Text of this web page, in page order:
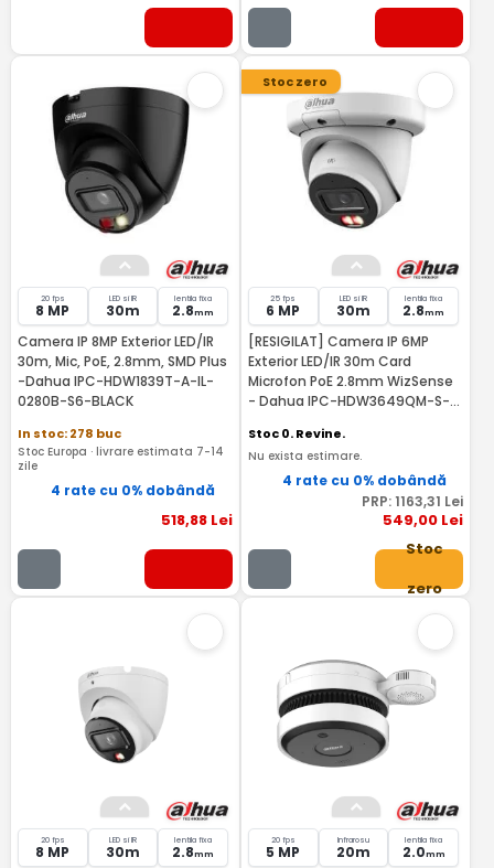
20 fps
8 MP
LED si IR
30m
lentila fixa
2.8mm
Camera IP 8MP Exterior LED/IR
30m, Mic, PoE, 2.8mm, SMD Plus
-Dahua IPC-HDW1839T-A-IL-
0280B-S6-BLACK
In stoc: 278 buc
Stoc Europa · livrare estimata 7-14
zile
4 rate cu 0% dobândă
518,88Lei
Stoc zero
25 fps
6 MP
LED si IR
30m
lentila fixa
2.8mm
[RESIGILAT] Camera IP 6MP
Exterior LED/IR 30m Card
Microfon PoE 2.8mm WizSense
- Dahua IPC-HDW3649QM-S-
Stoc 0. Revine.
Nu exista estimare.
4 rate cu 0% dobândă
PRP: 1163,31 Lei
549,00 Lei
Stoc
zero
20 fps
8 MP
LED si IR
30m
lentila fixa
2.8mm
20 fps
5 MP
Infrarosu
20m
lentila fixa
2.0mm